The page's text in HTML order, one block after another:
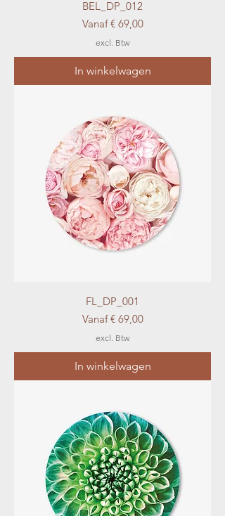
BEL_DP_012
Vanaf€ 69,00
Verkoopprijs
excl. Btw
In winkelwagen
FL_DP_001
Vanaf€ 69,00
Verkoopprijs
excl. Btw
In winkelwagen